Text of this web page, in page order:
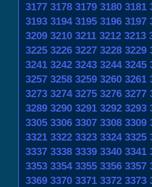
3177 3178 3179 3180 3181
3193 3194 3195 3196 3197
3209 3210 3211 3212 3213
3225 3226 3227 3228 3229
3241 3242 3243 3244 3245
3257 3258 3259 3260 3261
3273 3274 3275 3276 3277
3289 3290 3291 3292 3293
3305 3306 3307 3308 3309
3321 3322 3323 3324 3325
3337 3338 3339 3340 3341
3353 3354 3355 3356 3357
3369 3370 3371 3372 3373